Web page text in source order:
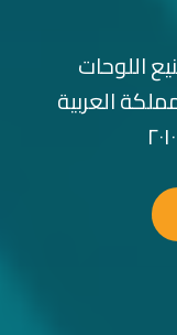
اللوحات
العربية